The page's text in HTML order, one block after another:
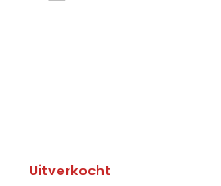
Uitverkocht